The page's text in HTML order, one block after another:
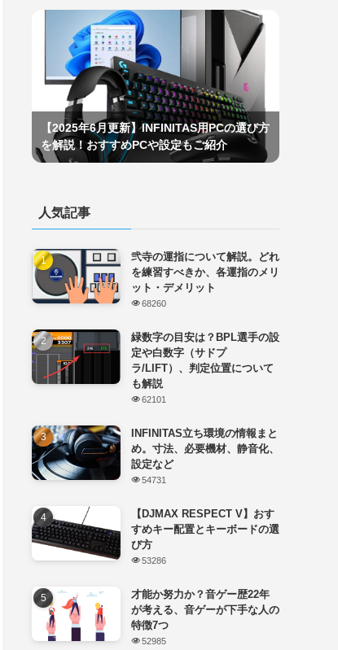
【2025年6月更新】INFINITAS用PCの選び方
を解説！おすすめPCや設定もご紹介
人気記事
弐寺の運指について解説。どれ
を練習すべきか、各運指のメリ
ット・デメリット
68260
緑数字の目安は？BPL選手の設
定や白数字（サドプ
ラ/LIFT）、判定位置について
も解説
62101
INFINITAS立ち環境の情報まと
め。寸法、必要機材、静音化、
設定など
54731
【DJMAX RESPECT V】おす
すめキー配置とキーボードの選
び方
53286
才能か努力か？音ゲー歴22年
が考える、音ゲーが下手な人の
特徴7つ
52985